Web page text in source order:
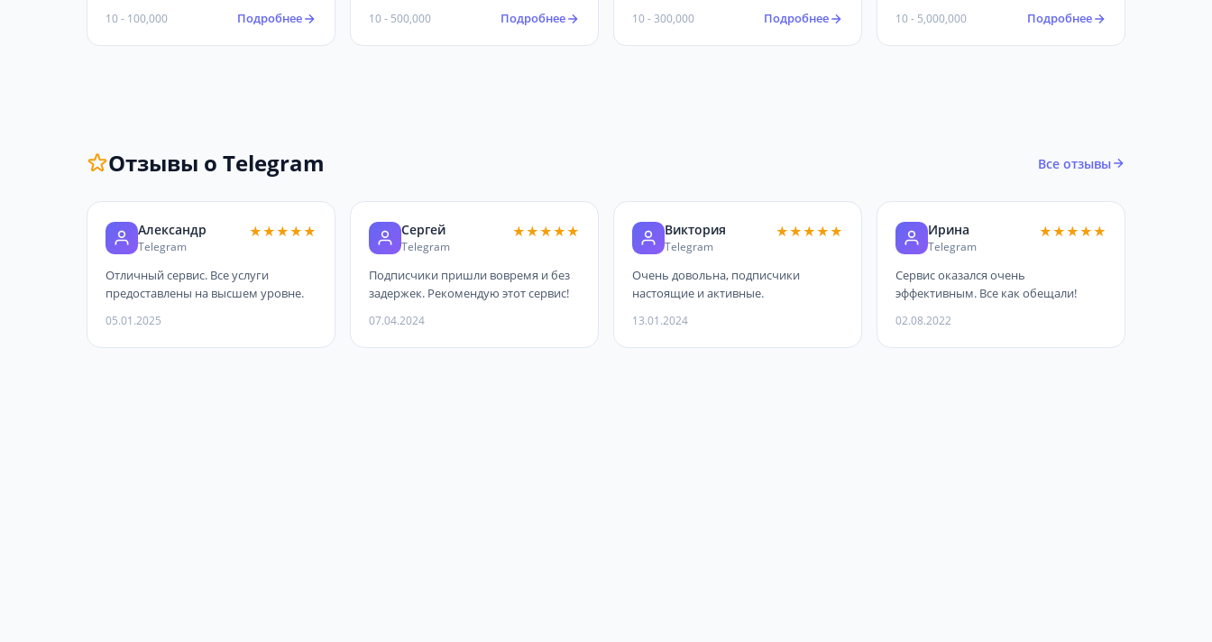
более 2х недель назад.
10 - 100,000 Подробнее
Канал должен быть создан более 2х
недель назад.
10 - 500,000 Подробнее
Должно быть не менее 3 постов!
Канал должен быть создан более 3х
10 - 300,000 Подробнее
пустые. Должно быть не менее 3
постов! Канал должен быть создан
10 - 5,000,000 Подробнее
Отзывы о Telegram Все отзывы
Александр
Telegram
★★★★★
Отличный сервис. Все услуги
предоставлены на высшем уровне.
05.01.2025
Сергей
Telegram
★★★★★
Подписчики пришли вовремя и без
задержек. Рекомендую этот сервис!
07.04.2024
Виктория
Telegram
★★★★★
Очень довольна, подписчики
настоящие и активные.
13.01.2024
Ирина
Telegram
★★★★★
Сервис оказался очень
эффективным. Все как обещали!
02.08.2022